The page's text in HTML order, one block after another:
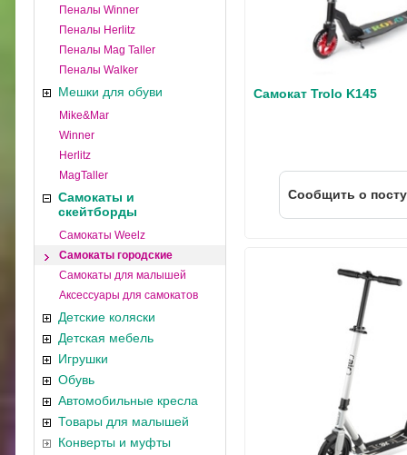
Пеналы Winner
Пеналы Herlitz
Пеналы Mag Taller
Пеналы Walker
Мешки для обуви
Mike&Mar
Winner
Herlitz
MagTaller
Самокаты и
скейтборды
Самокаты Weelz
Самокаты городские
Самокаты для малышей
Аксессуары для самокатов
Детские коляски
Детская мебель
Игрушки
Обувь
Автомобильные кресла
Товары для малышей
Конверты и муфты
Самокат Trolo K145
Cообщить о